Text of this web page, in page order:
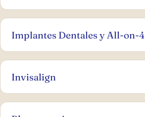
Implantes Dentales y All-on-4
Invisalign